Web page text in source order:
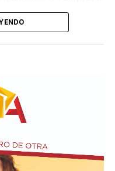
un agregado sobre
a las
a Bullrich los